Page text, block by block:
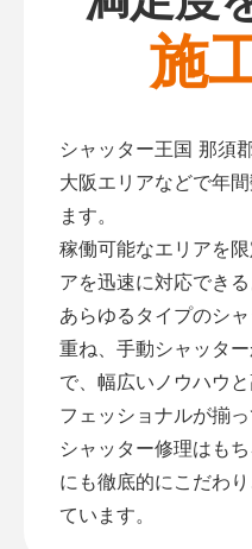
施
シャッター王国 那須
大阪エリアなどで年
ます。
稼働可能なエリアを
アを迅速に対応できる
あらゆるタイプのシ
重ね、手動シャッタ
で、幅広いノウハウ
フェッショナルが揃っ
シャッター修理はも
にも徹底的にこだわ
ています。